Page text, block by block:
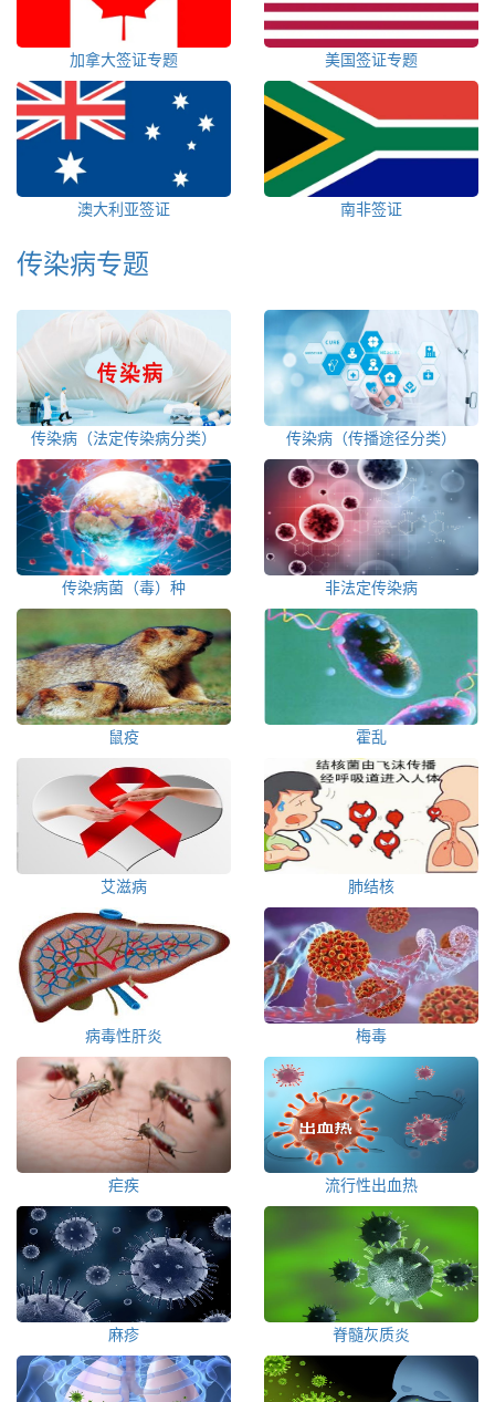
加拿大签证专题 美国签证专题
澳大利亚签证 南非签证
传染病专题
传染病（法定传染病分类） 传染病（传播途径分类）
传染病菌（毒）种 非法定传染病
鼠疫 霍乱
艾滋病 肺结核
病毒性肝炎 梅毒
疟疾 流行性出血热
麻疹 脊髓灰质炎